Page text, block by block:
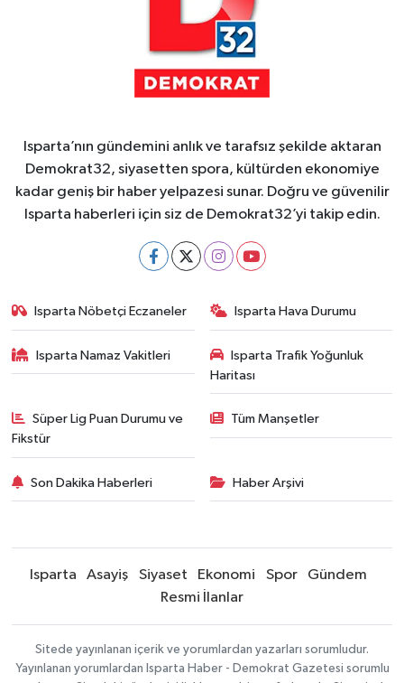
Isparta’nın gündemini anlık ve tarafsız şekilde aktaran
Demokrat32, siyasetten spora, kültürden ekonomiye
kadar geniş bir haber yelpazesi sunar. Doğru ve güvenilir
Isparta haberleri için siz de Demokrat32’yi takip edin.
Isparta Nöbetçi Eczaneler Isparta Hava Durumu
Isparta Namaz Vakitleri
Isparta Trafik Yoğunluk
Haritası
Süper Lig Puan Durumu ve
Fikstür
Tüm Manşetler
Son Dakika Haberleri Haber Arşivi
Isparta Asayiş Siyaset Ekonomi Spor
Gündem
Resmi İlanlar
Sitede yayınlanan içerik ve yorumlardan yazarları sorumludur.
Yayınlanan yorumlardan Isparta Haber - Demokrat Gazetesi sorumlu